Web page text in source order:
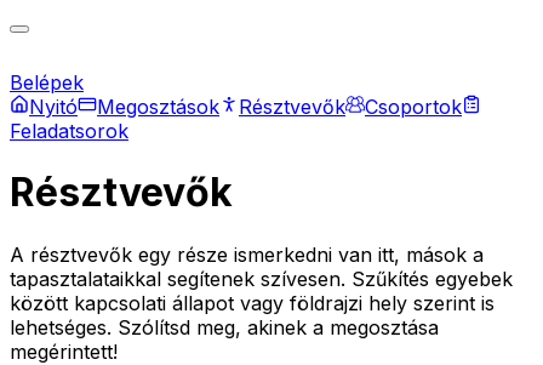
Belépek
Nyitó
Megosztások Résztvevők
Csoportok
Feladatsorok
Résztvevők
A résztvevők egy része ismerkedni van itt, mások a
tapasztalataikkal segítenek szívesen. Szűkítés egyebek
között kapcsolati állapot vagy földrajzi hely szerint is
lehetséges. Szólítsd meg, akinek a megosztása
megérintett!